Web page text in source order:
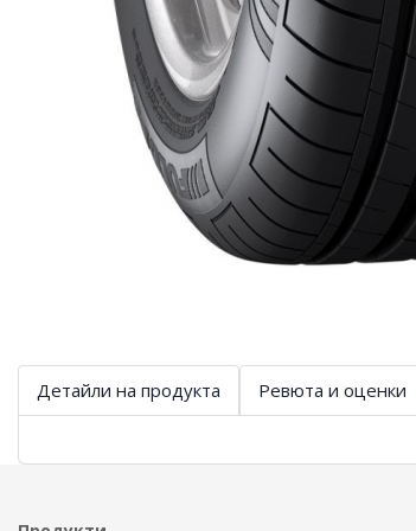
Детайли на продукта Ревюта и оценки